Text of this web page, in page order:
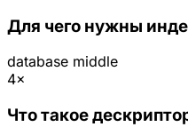
Для чего нужны
database middle
4×
Что такое